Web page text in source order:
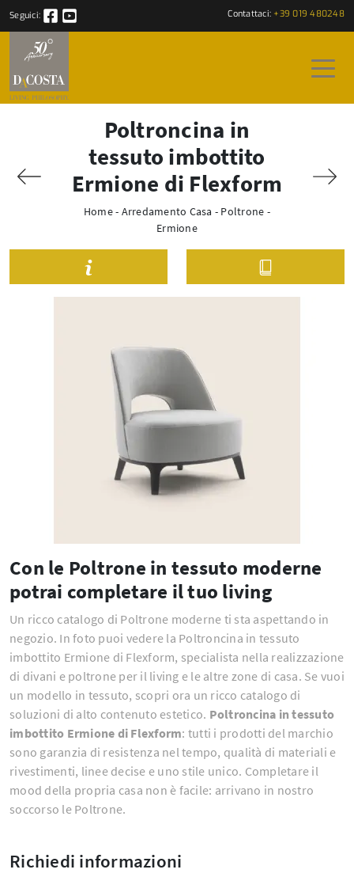
Seguici: Contattaci: +39 019 480248
Poltroncina in
tessuto imbottito
Ermione di Flexform
Home- Arredamento Casa - Poltrone -
Ermione
Con le Poltrone in tessuto moderne
potrai completare il tuo living
Un ricco catalogo di Poltrone moderne ti sta aspettando in
negozio. In foto puoi vedere la Poltroncina in tessuto
imbottito Ermione di Flexform, specialista nella realizzazione
di divani e poltrone per il living e le altre zone di casa. Se vuoi
un modello in tessuto, scopri ora un ricco catalogo di
soluzioni di alto contenuto estetico. Poltroncina in tessuto
imbottito Ermione di Flexform: tutti i prodotti del marchio
sono garanzia di resistenza nel tempo, qualità di materiali e
rivestimenti, linee decise e uno stile unico. Completare il
mood della propria casa non è facile: arrivano in nostro
soccorso le Poltrone.
Richiedi informazioni